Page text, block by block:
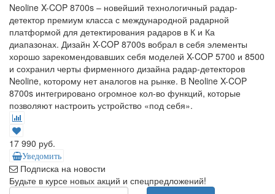
Neoline X-COP 8700s – новейший технологичный радар-
детектор премиум класса с международной радарной
платформой для детектирования радаров в К и Ка
диапазонах. Дизайн X-COP 8700s вобрал в себя элементы
хорошо зарекомендовавших себя моделей X-COP 5700 и 8500
и сохранил черты фирменного дизайна радар-детекторов
Neoline, которому нет аналогов на рынке. В Neoline X-COP
8700s интегрировано огромное кол-во функций, которые
позволяют настроить устройство «под себя».
17 990 руб.
Уведомить
Подписка на новости
Будьте в курсе новых акций и спецпредложений!